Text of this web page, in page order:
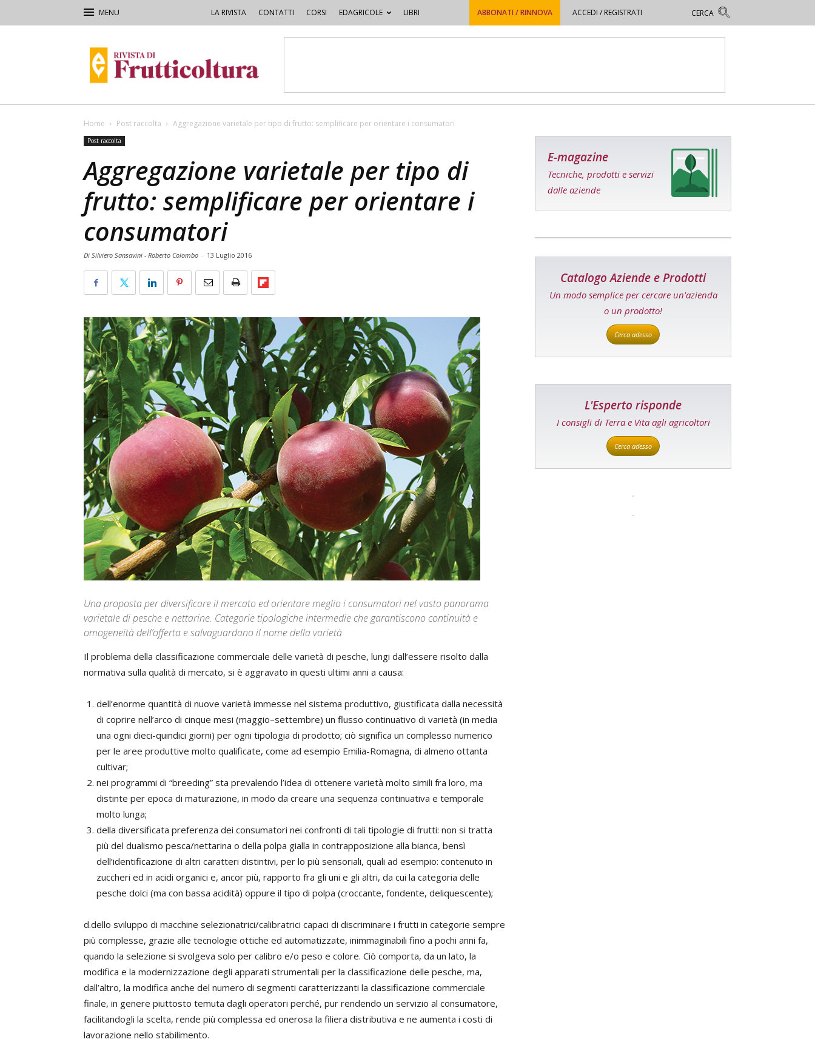
LA RIVISTA CONTATTI CORSI EDAGRICOLE LIBRI ABBONATI / RINNOVA ACCEDI / REGISTRATI
di
Frutticoltura
Home Post raccolta Aggregazione varietale per tipo di frutto: semplificare per orientare i consumatori
Post raccolta
Aggregazione varietale per tipo di
frutto: semplificare per orientare i
consumatori
Di Silviero Sansavini - Roberto Colombo - 13 Luglio 2016
Una proposta per diversificare il mercato ed orientare meglio i consumatori nel vasto panorama
varietale di pesche e nettarine. Categorie tipologiche intermedie che garantiscono continuità e
omogeneità dell’offerta e salvaguardano il nome della varietà
Il problema della classificazione commerciale delle varietà di pesche, lungi dall’essere risolto dalla
normativa sulla qualità di mercato, si è aggravato in questi ultimi anni a causa:
dell’enorme quantità di nuove varietà immesse nel sistema produttivo, giustificata dalla necessità
di coprire nell’arco di cinque mesi (maggio–settembre) un flusso continuativo di varietà (in media
una ogni dieci-quindici giorni) per ogni tipologia di prodotto; ciò significa un complesso numerico
per le aree produttive molto qualificate, come ad esempio Emilia-Romagna, di almeno ottanta
cultivar;
nei programmi di “breeding” sta prevalendo l’idea di ottenere varietà molto simili fra loro, ma
distinte per epoca di maturazione, in modo da creare una sequenza continuativa e temporale
molto lunga;
della diversificata preferenza dei consumatori nei confronti di tali tipologie di frutti: non si tratta
più del dualismo pesca/nettarina o della polpa gialla in contrapposizione alla bianca, bensì
dell’identificazione di altri caratteri distintivi, per lo più sensoriali, quali ad esempio: contenuto in
zuccheri ed in acidi organici e, ancor più, rapporto fra gli uni e gli altri, da cui la categoria delle
pesche dolci (ma con bassa acidità) oppure il tipo di polpa (croccante, fondente, deliquescente);
d.dello sviluppo di macchine selezionatrici/calibratrici capaci di discriminare i frutti in categorie sempre
più complesse, grazie alle tecnologie ottiche ed automatizzate, inimmaginabili fino a pochi anni fa,
quando la selezione si svolgeva solo per calibro e/o peso e colore. Ciò comporta, da un lato, la
modifica e la modernizzazione degli apparati strumentali per la classificazione delle pesche, ma,
dall’altro, la modifica anche del numero di segmenti caratterizzanti la classificazione commerciale
finale, in genere piuttosto temuta dagli operatori perché, pur rendendo un servizio al consumatore,
facilitandogli la scelta, rende più complessa ed onerosa la filiera distributiva e ne aumenta i costi di
lavorazione nello stabilimento.
E-magazine
Tecniche, prodotti e servizi
dalle aziende
Catalogo Aziende e Prodotti
Un modo semplice per cercare un'azienda
o un prodotto!
Cerca adesso
L'Esperto risponde
I consigli di Terra e Vita agli agricoltori
Cerca adesso